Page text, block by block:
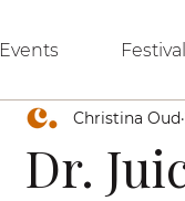
Events
Dr.
Christina Oud